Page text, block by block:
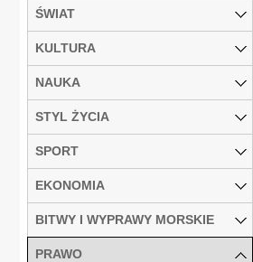
ŚWIAT
KULTURA
NAUKA
STYL ŻYCIA
SPORT
EKONOMIA
BITWY I WYPRAWY MORSKIE
PRAWO